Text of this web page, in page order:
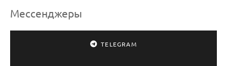
Мессенджеры
TELEGRAM